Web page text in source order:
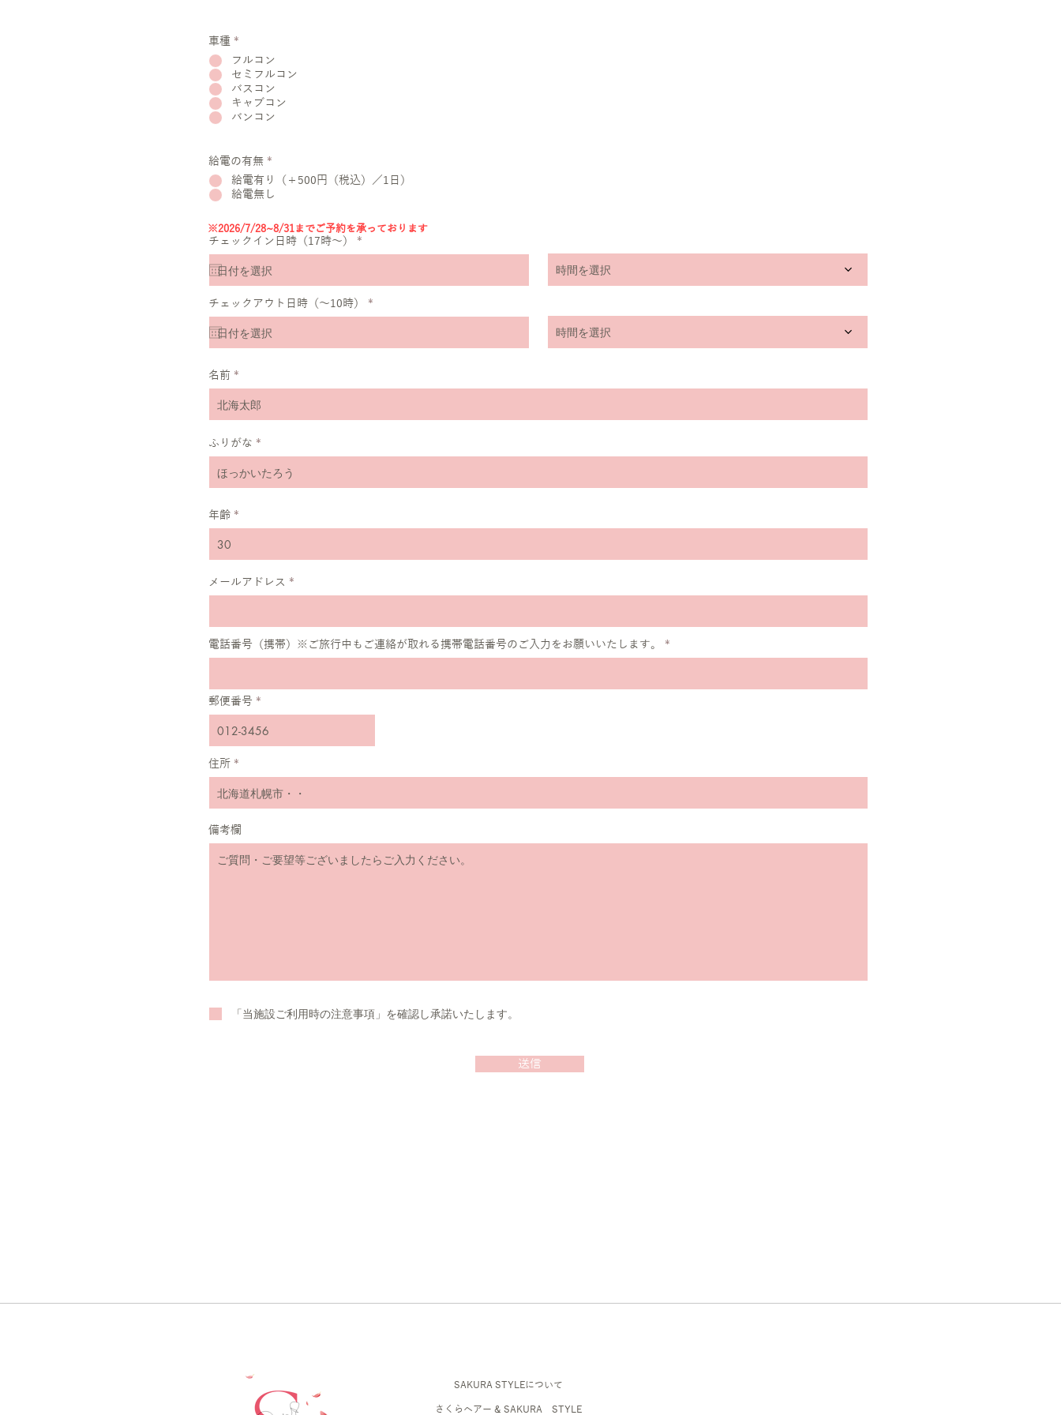
車種 *
フルコン
セミフルコン
バスコン
キャブコン
バンコン
給電の有無 *
給電有り（＋500円（税込）／1日）
給電無し
※2026/7/28~8/31までご予約を承っております
チェックイン日時（17時～） *
e
i
d
時間を選択
チェックアウト日時（～10時） *
e
i
時間を選択
名前
ふりがな
年齢
メールアドレス
電話番号（携帯）※ご旅行中もご連絡が取れる携帯電話番号のご入力をお願いいたします。
郵便番号
住所
備考欄
「当施設ご利用時の注意事項」を確認し承諾いたします。
送信
SAKURA STYLEについて
さくらヘアー & SAKURA STYLE